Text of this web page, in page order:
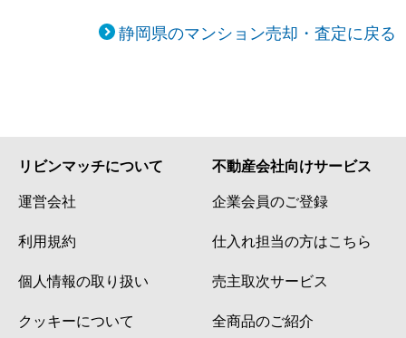
静岡県のマンション売却・査定に戻る
リビンマッチについて
運営会社
利用規約
個人情報の取り扱い
クッキーについて
不動産会社向けサービス
企業会員のご登録
仕入れ担当の方はこちら
売主取次サービス
全商品のご紹介